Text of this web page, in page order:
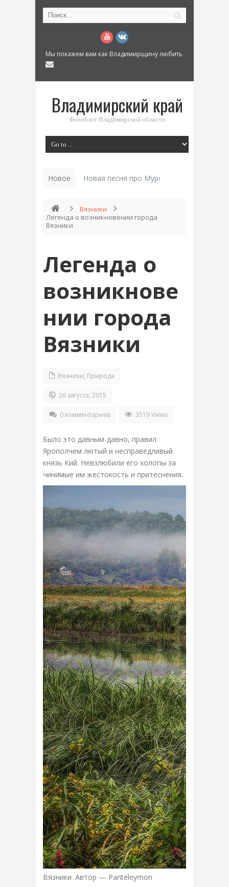
Мы покажем вам как Владимирщину любить
Владимирский край
Фотоблог Владимирской области
Новое Новая песня про Муром: «Былинный
Вязники
Легенда о возникновении города
Вязники
Легенда о
возникнове
нии города
Вязники
Вязники, Природа
26 августа, 2015
0 комментариев 3519 Views
Было это давным-давно, правил
Ярополчем лютый и несправедливый
князь Кий. Невзлюбили его холопы за
чинимые им жестокость и притеснения.
Вязники. Автор — Panteleymon